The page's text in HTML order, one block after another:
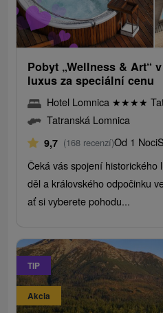
Pobyt „Wellness & Art“
luxus za speciální cenu
Hotel Lomnica ★★★★
Tatranská Lomnica
9,7 (168 recenzí)Od 1 Noci
Čeká vás spojení historického
děl a královského odpočinku
ať si vyberete pohodu...
TIP
Akcia